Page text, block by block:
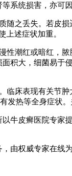
系统损害，亦可
之丢失。若皮
上述症状加重。
潮红或暗红，
积大，细菌易
床表现有关节
热等全身症状
牛皮癣医院专
由权威专家在